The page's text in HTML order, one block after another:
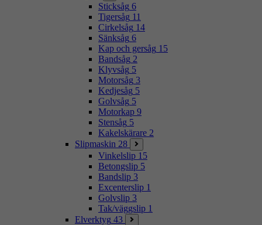
Sticksåg 6
Tigersåg 11
Cirkelsåg 14
Sänksåg 6
Kap och gersåg 15
Bandsåg 2
Klyvsåg 5
Motorsåg 3
Kedjesåg 5
Golvsåg 5
Motorkap 9
Stensåg 5
Kakelskärare 2
Slipmaskin 28
Vinkelslip 15
Betongslip 5
Bandslip 3
Excenterslip 1
Golvslip 3
Tak/väggslip 1
Elverktyg 43